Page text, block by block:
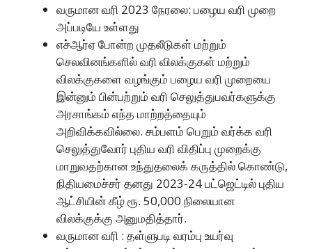
வருமான வரி 2023 நேரலை: பழைய வரி முறை
அப்படியே உள்ளது
எச்ஆர்ஏ போன்ற முதலீடுகள் மற்றும்
செலவினங்களில் வரி விலக்குகள் மற்றும்
விலக்குகளை வழங்கும் பழைய வரி முறையை
இன்னும் பின்பற்றும் வரி செலுத்துபவர்களுக்கு
அரசாங்கம் எந்த மாற்றத்தையும்
அறிவிக்கவில்லை. சம்பளம் பெறும் வர்க்க வரி
செலுத்துவோர் புதிய வரி விதிப்பு முறைக்கு
மாறுவதற்கான உந்துதலைக் கருத்தில் கொண்டு,
நிதியமைச்சர் தனது 2023-24 பட்ஜெட்டில் புதிய
ஆட்சியின் கீழ் ரூ. 50,000 நிலையான
விலக்குக்கு அனுமதித்தார்.
வருமான வரி : தள்ளுபடி வரம்பு உயர்வு